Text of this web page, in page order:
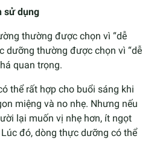
sử dụng
thường được chọn vì “dễ
dưỡng thường được chọn vì “dễ
quan trọng.
thể rất hợp cho buổi sáng khi
miệng và no nhẹ. Nhưng nếu
lại muốn vị nhẹ hơn, ít ngọt
đó, dòng thực dưỡng có thể